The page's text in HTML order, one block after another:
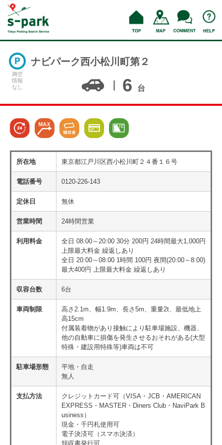
満空
情報
なし
ナビパーク西小松川町第２
6 台
所在地 東京都江戸川区西小松川町２４番１６号
電話番号 0120-226-143
定休日 無休
営業時間 24時間営業
利用料金
全日 08:00～20:00 30分 200円 24時間最大1,000円
上限最大料金 繰返しあり
全日 20:00～08:00 1時間 100円 夜間(20:00～8:00)
最大400円 上限最大料金 繰返しあり
収容台数 6台
車両制限
高さ2.1m、幅1.9m、長さ5m、重量2t、最低地上
高15cm
付属装着物があり接触により駐車場施設、機器、
他の自動車に損傷を発生させるおそれがある(大型
特殊・建設用特殊等)車両は不可
駐車場形態
平地・自走
無人
支払方法
クレジットカード可（VISA・JCB・AMERICAN
EXPRESS・MASTER・Diners Club・NaviPark B
usiness）
現金・千円札使用可
電子決済可（スマホ決済）
領収書発行可